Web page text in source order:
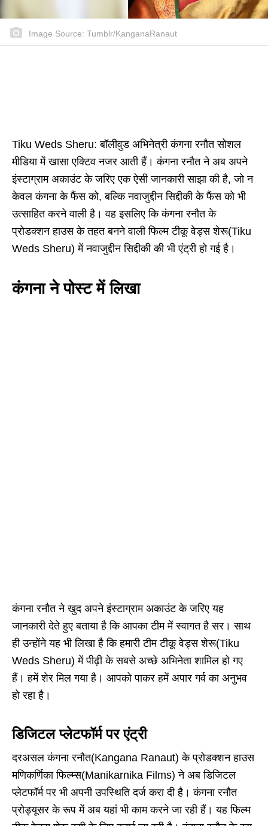
Image Source: Tumblr/KanganaRanaut
Tiku Weds Sheru: बॉलीवुड अभिनेत्री कंगना रनौत सोशल
मीडिया में खासा एक्टिव नजर आती हैं। कंगना रनौत ने अब अपने
इंस्टाग्राम अकाउंट के जरिए एक ऐसी जानकारी साझा की है, जो न
केवल कंगना के फैंस को, बल्कि नवाजुद्दीन सिद्दीकी के फैंस को भी
उत्साहित करने वाली है। वह इसलिए कि कंगना रनौत के
प्रोडक्शन हाउस के तहत बनने वाली फिल्म टीकू वेड्स शेरू(Tiku
Weds Sheru) में नवाजुद्दीन सिद्दीकी की भी एंट्री हो गई है।
कंगना ने पोस्ट में लिखा
कंगना रनौत ने खुद अपने इंस्टाग्राम अकाउंट के जरिए यह
जानकारी देते हुए बताया है कि आपका टीम में स्वागत है सर। साथ
ही उन्होंने यह भी लिखा है कि हमारी टीम टीकू वेड्स शेरू(Tiku
Weds Sheru) में पीढ़ी के सबसे अच्छे अभिनेता शामिल हो गए
हैं। हमें शेर मिल गया है। आपको पाकर हमें अपार गर्व का अनुभव
हो रहा है।
डिजिटल प्लेटफॉर्म पर एंट्री
दरअसल कंगना रनौत(Kangana Ranaut) के प्रोडक्शन हाउस
मणिकर्णिका फिल्म्स(Manikarnika Films) ने अब डिजिटल
प्लेटफॉर्म पर भी अपनी उपस्थिति दर्ज करा दी है। कंगना रनौत
प्रोड्यूसर के रूप में अब यहां भी काम करने जा रही हैं। यह फिल्म